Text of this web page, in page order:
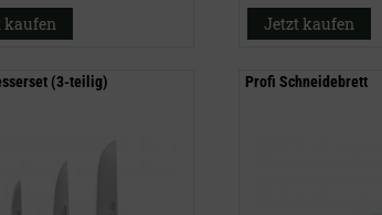
kaufen Jetzt kaufen
(3-teilig) Profi Schneidebrett